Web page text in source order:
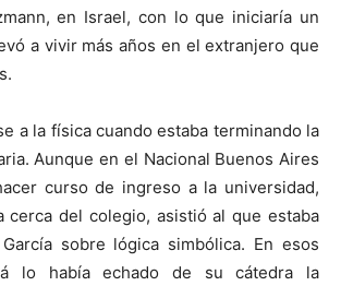
en Israel, con lo que iniciaría un
a vivir más años en el extranjero que
a la física cuando estaba terminando la
Aunque en el Nacional Buenos Aires
curso de ingreso a la universidad,
cerca del colegio, asistió al que estaba
sobre lógica simbólica. En esos
lo había echado de su cátedra la